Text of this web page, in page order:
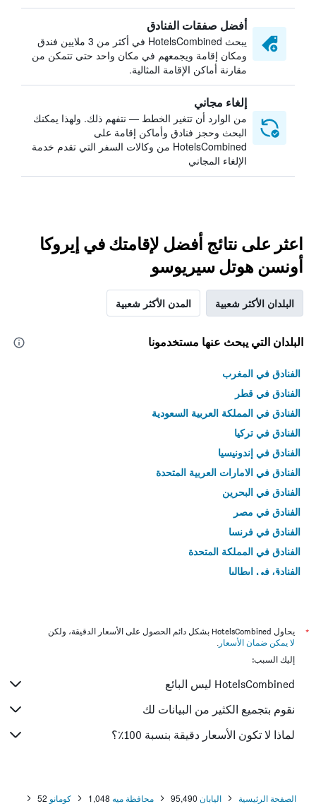
أفضل صفقات الفنادق
يبحث HotelsCombined في أكثر من 3 ملايين فندق
ومكان إقامة ويجمعهم في مكان واحد حتى تتمكن من
مقارنة أماكن الإقامة المثالية.
إلغاء مجاني
من الوارد أن تتغير الخطط — نتفهم ذلك. ولهذا يمكنك
البحث وحجز فنادق وأماكن إقامة على
HotelsCombined من وكالات السفر التي تقدم خدمة
الإلغاء المجاني
اعثر على نتائج أفضل لإقامتك في إيروكا
أونسن هوتل سيريوسو
البلدان الأكثر شعبية المدن الأكثر شعبية
البلدان التي يبحث عنها مستخدمونا
الفنادق في المغرب
الفنادق في قطر
الفنادق في المملكة العربية السعودية
الفنادق في تركيا
الفنادق في إندونيسيا
الفنادق في الامارات العربية المتحدة
الفنادق في البحرين
الفنادق في مصر
الفنادق في فرنسا
الفنادق في المملكة المتحدة
الفنادق في إيطاليا
*
يحاول HotelsCombined بشكل دائم الحصول على الأسعار الدقيقة، ولكن
لا يمكن ضمان الأسعار .
إليك السبب:
HotelsCombined ليس البائع
نقوم بتجميع الكثير من البيانات لك
لماذا لا تكون الأسعار دقيقة بنسبة 100٪؟
الصفحة الرئيسية اليابان 95,490 محافظة ميه 1,048 كومانو 52